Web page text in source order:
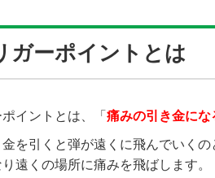
ガーポイントとは
ポイントとは、「 痛みの引き金にな
を引くと弾が遠くに飛んでいくの
遠くの場所に痛みを飛ばします。